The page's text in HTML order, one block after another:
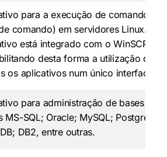
para a execução de comandos
comando) em servidores Linux.
está integrado com o WinSCP,
desta forma a utilização de
os aplicativos num único interface.
para administração de bases de
MS-SQL; Oracle; MySQL;
DB2, entre outras.